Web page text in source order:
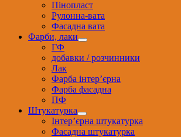
Пінопласт
Рулонна-вата
Фасадна вата
Фарби, лаки
ГФ
добавки / розчинники
Лак
Фарба інтер’єрна
Фарба фасадна
ПФ
Штукатурка
Інтер’єрна штукатурка
Фасадна штукатурка